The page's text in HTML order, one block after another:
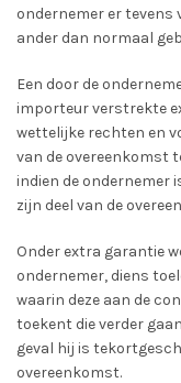
ondernemer er
ander dan normaal
Een door de
importeur verstrekte
wettelijke rechten en
van de overeenkomst
indien de ondernemer
zijn deel van de
Onder extra garantie
ondernemer, diens
waarin deze aan de
toekent die verder
geval hij is
overeenkomst.